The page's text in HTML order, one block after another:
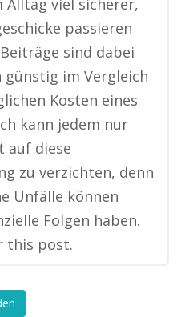
Alltag viel sicherer,
passieren
sind dabei
günstig im Vergleich
Kosten eines
kann jedem nur
auf diese
zu verzichten, denn
Unfälle können
Folgen haben.
this post.